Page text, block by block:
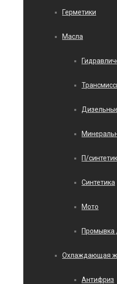
Герметики
Масла
П/
Синтетика
Мото
Охлаждающая
Антифриз